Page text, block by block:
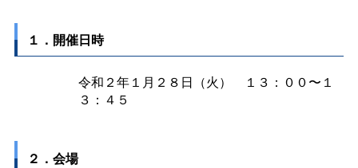
１．開催日時
令和２年１月２８日（火）
１３：００〜１
３：４５
２．会場